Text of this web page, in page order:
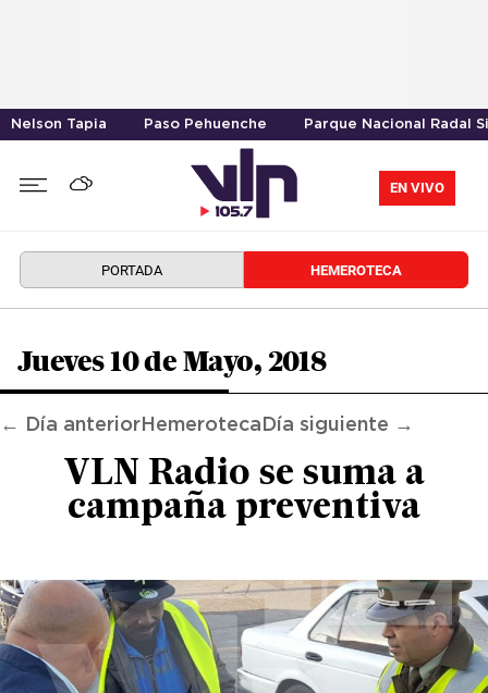
Nelson Tapia Paso Pehuenche Parque Nacional Radal
EN VIVO
PORTADA HEMEROTECA
Jueves 10 de Mayo, 2018
← Día anterior Hemeroteca Día siguiente →
VLN Radio se suma a
campaña preventiva